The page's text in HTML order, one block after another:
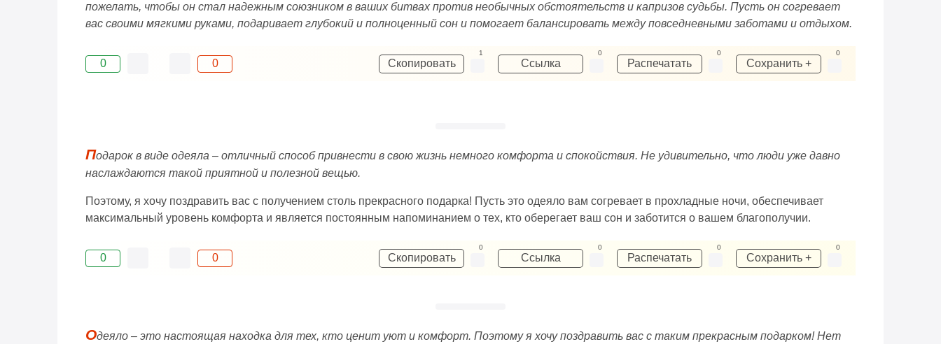
пожелать, чтобы он стал надежным союзником в ваших битвах против необычных обстоятельств и капризов судьбы. Пусть он согревает
вас своими мягкими руками, подаривает глубокий и полноценный сон и помогает балансировать между повседневными заботами и отдыхом.
0 0 Скопировать
1
Ссылка
0
Распечатать
0
Сохранить +
0
Подарок в виде одеяла – отличный способ привнести в свою жизнь немного комфорта и спокойствия. Не удивительно, что люди уже давно
наслаждаются такой приятной и полезной вещью.
Поэтому, я хочу поздравить вас с получением столь прекрасного подарка! Пусть это одеяло вам согревает в прохладные ночи, обеспечивает
максимальный уровень комфорта и является постоянным напоминанием о тех, кто оберегает ваш сон и заботится о вашем благополучии.
0 0 Скопировать
0
Ссылка
0
Распечатать
0
Сохранить +
0
Одеяло – это настоящая находка для тех, кто ценит уют и комфорт. Поэтому я хочу поздравить вас с таким прекрасным подарком! Нет